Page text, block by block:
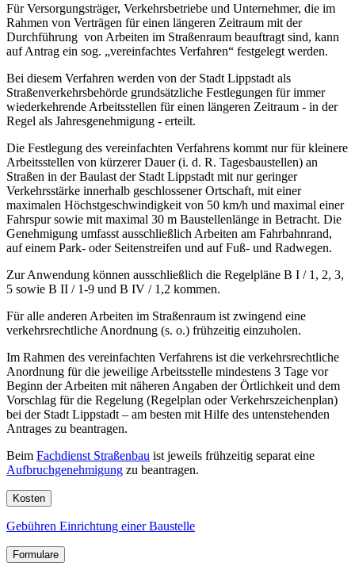
Für Versorgungsträger, Verkehrsbetriebe und Unternehmer, die im
Rahmen von Verträgen für einen längeren Zeitraum mit der
Durchführung von Arbeiten im Straßenraum beauftragt sind, kann
auf Antrag ein sog. „vereinfachtes Verfahren“ festgelegt werden.
Bei diesem Verfahren werden von der Stadt Lippstadt als
Straßenverkehrsbehörde grundsätzliche Festlegungen für immer
wiederkehrende Arbeitsstellen für einen längeren Zeitraum - in der
Regel als Jahresgenehmigung - erteilt.
Die Festlegung des vereinfachten Verfahrens kommt nur für kleinere
Arbeitsstellen von kürzerer Dauer (i. d. R. Tagesbaustellen) an
Straßen in der Baulast der Stadt Lippstadt mit nur geringer
Verkehrsstärke innerhalb geschlossener Ortschaft, mit einer
maximalen Höchstgeschwindigkeit von 50 km/h und maximal einer
Fahrspur sowie mit maximal 30 m Baustellenlänge in Betracht. Die
Genehmigung umfasst ausschließlich Arbeiten am Fahrbahnrand,
auf einem Park- oder Seitenstreifen und auf Fuß- und Radwegen.
Zur Anwendung können ausschließlich die Regelpläne B I / 1, 2, 3,
5 sowie B II / 1-9 und B IV / 1,2 kommen.
Für alle anderen Arbeiten im Straßenraum ist zwingend eine
verkehrsrechtliche Anordnung (s. o.) frühzeitig einzuholen.
Im Rahmen des vereinfachten Verfahrens ist die verkehrsrechtliche
Anordnung für die jeweilige Arbeitsstelle mindestens 3 Tage vor
Beginn der Arbeiten mit näheren Angaben der Örtlichkeit und dem
Vorschlag für die Regelung (Regelplan oder Verkehrszeichenplan)
bei der Stadt Lippstadt – am besten mit Hilfe des untenstehenden
Antrages zu beantragen.
Beim Fachdienst Straßenbau ist jeweils frühzeitig separat eine
Aufbruchgenehmigung zu beantragen.
Kosten
Gebühren Einrichtung einer Baustelle
Formulare